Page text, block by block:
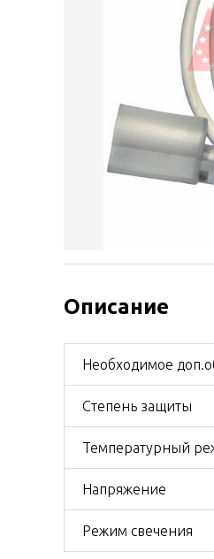
Описание
Необходимое
Степень защиты
Температурный
Напряжение
Режим свечения